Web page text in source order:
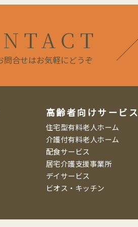
問合せはお気軽にどうぞ
高齢者向けサービス
住宅型有料老人ホーム
介護付有料老人ホーム
配食サービス
居宅介護支援事業所
デイサービス
ビオス・キッチン